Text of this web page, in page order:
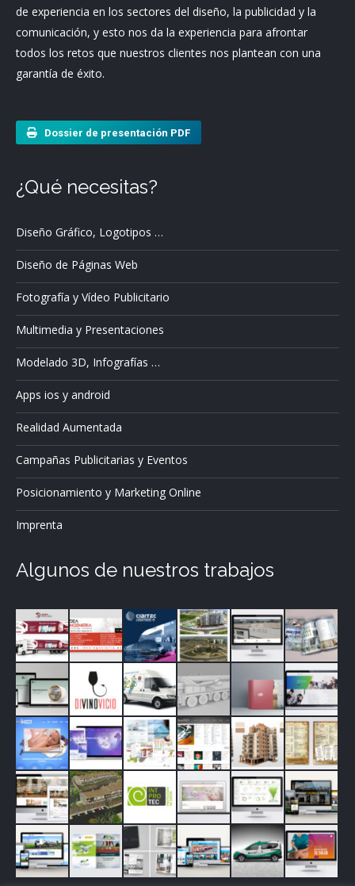
de experiencia en los sectores del diseño, la publicidad y la
comunicación, y esto nos da la experiencia para afrontar
todos los retos que nuestros clientes nos plantean con una
garantía de éxito.
Dossier de presentación PDF
¿Qué necesitas?
Diseño Gráfico, Logotipos …
Diseño de Páginas Web
Fotografía y Vídeo Publicitario
Multimedia y Presentaciones
Modelado 3D, Infografías …
Apps ios y android
Realidad Aumentada
Campañas Publicitarias y Eventos
Posicionamiento y Marketing Online
Imprenta
Algunos de nuestros trabajos